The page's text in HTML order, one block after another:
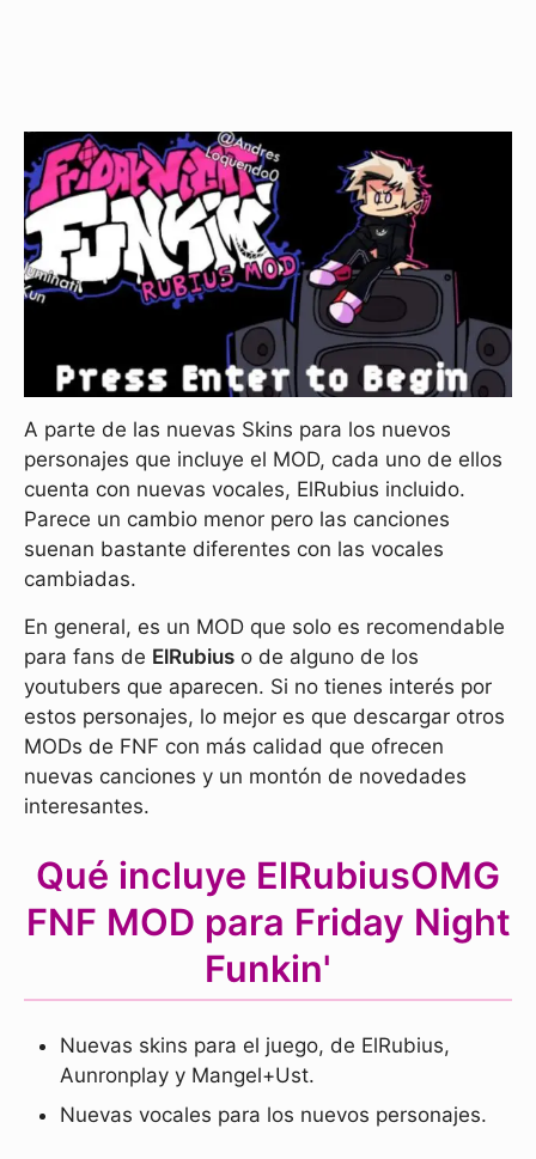
A parte de las nuevas Skins para los nuevos
personajes que incluye el MOD, cada uno de ellos
cuenta con nuevas vocales, ElRubius incluido.
Parece un cambio menor pero las canciones
suenan bastante diferentes con las vocales
cambiadas.
En general, es un MOD que solo es recomendable
para fans de ElRubius o de alguno de los
youtubers que aparecen. Si no tienes interés por
estos personajes, lo mejor es que descargar otros
MODs de FNF con más calidad que ofrecen
nuevas canciones y un montón de novedades
interesantes.
Qué incluye ElRubiusOMG
FNF MOD para Friday Night
Funkin'
Nuevas skins para el juego, de ElRubius,
Aunronplay y Mangel+Ust.
Nuevas vocales para los nuevos personajes.